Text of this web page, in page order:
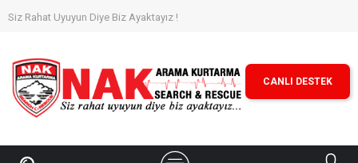
Siz Rahat Uyuyun Diye Biz Ayaktayız !
CANLI DESTEK